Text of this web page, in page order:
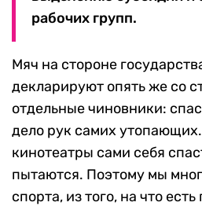
рабочих групп.
Мяч на стороне
декларируют опять же со
отдельные чиновники:
дело рук самих
кинотеатры сами себя
пытаются. Поэтому мы
спорта, из того, на что